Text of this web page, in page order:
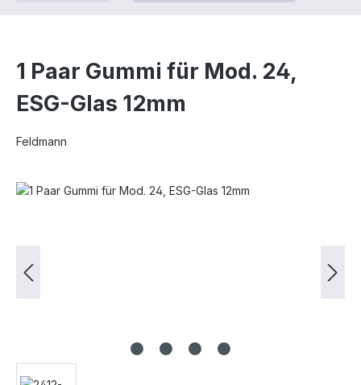
1 Paar Gummi für Mod. 24,
ESG-Glas 12mm
Feldmann
Bildergalerie überspringen